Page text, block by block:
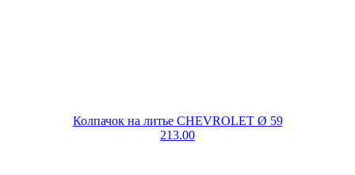
Колпачок на литье CHEVROLET Ø 59
213.00